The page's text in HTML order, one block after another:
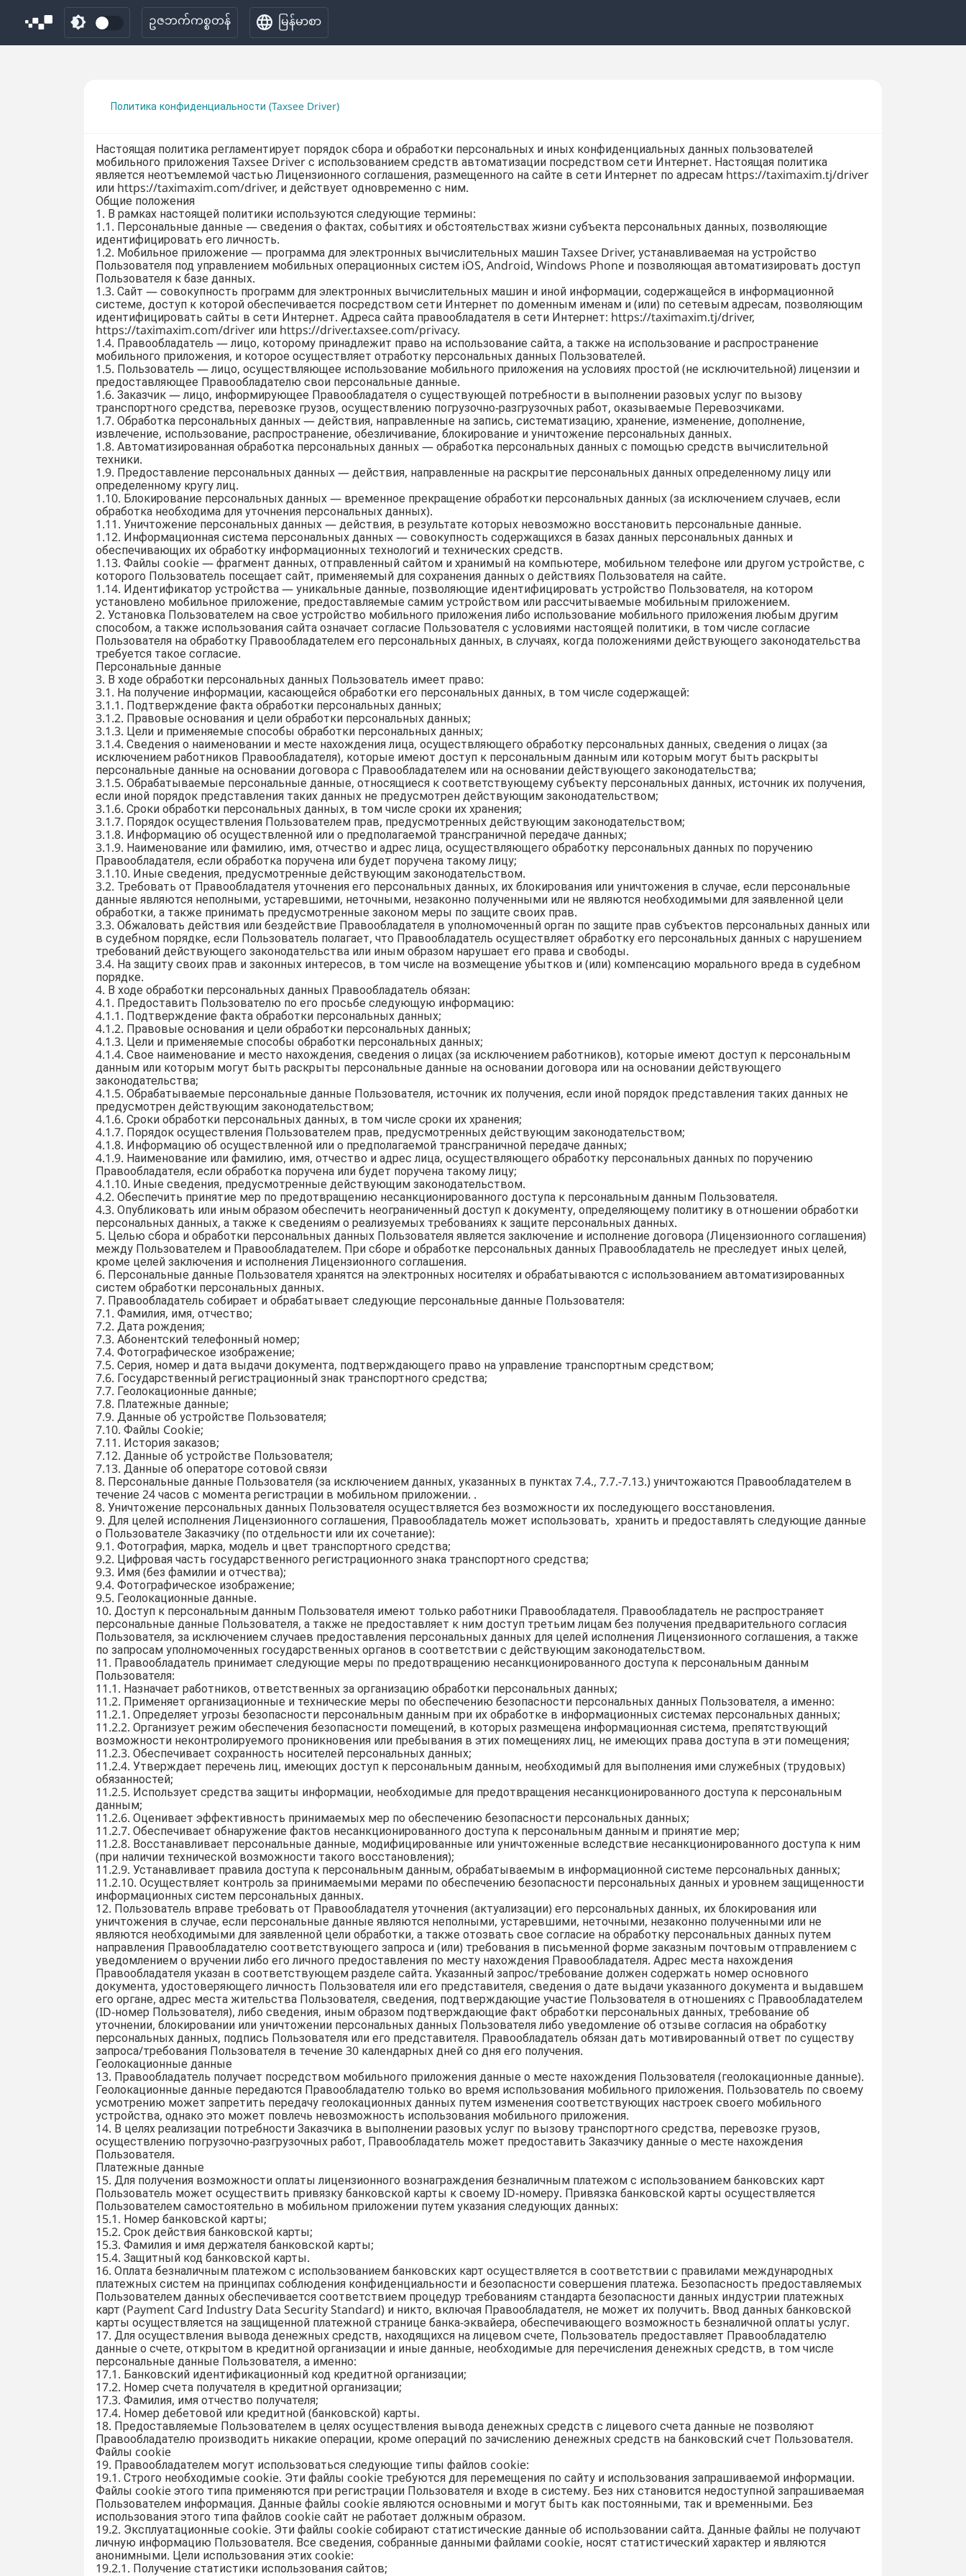
ဥဇဘက်ကစ္စတန် မြန်မာစာ
Политика конфиденциальности (Taxsee Driver)
​Настоящая политика регламентирует порядок сбора и обработки персональных и иных конфиденциальных данных пользователей
мобильного приложения Taxsee Driver с использованием средств автоматизации посредством сети Интернет. Настоящая политика
является неотъемлемой частью Лицензионного соглашения, размещенного на сайте в сети Интернет по адресам https://taximaxim.tj/driver
или https://taximaxim.com/driver, и действует одновременно с ним.
Общие положения
1. В рамках настоящей политики используются следующие термины:
1.1. Персональные данные — сведения о фактах, событиях и обстоятельствах жизни субъекта персональных данных, позволяющие
идентифицировать его личность.
1.2. Мобильное приложение — программа для электронных вычислительных машин Taxsee Driver, устанавливаемая на устройство
Пользователя под управлением мобильных операционных систем iOS, Android, Windows Phone и позволяющая автоматизировать доступ
Пользователя к базе данных.
1.3. Сайт — совокупность программ для электронных вычислительных машин и иной информации, содержащейся в информационной
системе, доступ к которой обеспечивается посредством сети Интернет по доменным именам и (или) по сетевым адресам, позволяющим
идентифицировать сайты в сети Интернет. Адреса сайта правообладателя в сети Интернет: https://taximaxim.tj/driver,
https://taximaxim.com/driver или https://driver.taxsee.com/privacy.
1.4. Правообладатель — лицо, которому принадлежит право на использование сайта, а также на использование и распространение
мобильного приложения, и которое осуществляет отработку персональных данных Пользователей.
1.5. Пользователь — лицо, осуществляющее использование мобильного приложения на условиях простой (не исключительной) лицензии и
предоставляющее Правообладателю свои персональные данные.
1.6. Заказчик — лицо, информирующее Правообладателя о существующей потребности в выполнении разовых услуг по вызову
транспортного средства, перевозке грузов, осуществлению погрузочно-разгрузочных работ, оказываемые Перевозчиками.
1.7. Обработка персональных данных — действия, направленные на запись, систематизацию, хранение, изменение, дополнение,
извлечение, использование, распространение, обезличивание, блокирование и уничтожение персональных данных.
1.8. Автоматизированная обработка персональных данных — обработка персональных данных с помощью средств вычислительной
техники.
1.9. Предоставление персональных данных — действия, направленные на раскрытие персональных данных определенному лицу или
определенному кругу лиц.
1.10. Блокирование персональных данных — временное прекращение обработки персональных данных (за исключением случаев, если
обработка необходима для уточнения персональных данных).
1.11. Уничтожение персональных данных — действия, в результате которых невозможно восстановить персональные данные.
1.12. Информационная система персональных данных — совокупность содержащихся в базах данных персональных данных и
обеспечивающих их обработку информационных технологий и технических средств.
1.13. Файлы cookie — фрагмент данных, отправленный сайтом и хранимый на компьютере, мобильном телефоне или другом устройстве, с
которого Пользователь посещает сайт, применяемый для сохранения данных о действиях Пользователя на сайте.
1.14. Идентификатор устройства — уникальные данные, позволяющие идентифицировать устройство Пользователя, на котором
установлено мобильное приложение, предоставляемые самим устройством или рассчитываемые мобильным приложением.
2. Установка Пользователем на свое устройство мобильного приложения либо использование мобильного приложения любым другим
способом, а также использования сайта означает согласие Пользователя с условиями настоящей политики, в том числе согласие
Пользователя на обработку Правообладателем его персональных данных, в случаях, когда положениями действующего законодательства
требуется такое согласие.
Персональные данные
3. В ходе обработки персональных данных Пользователь имеет право:
3.1. На получение информации, касающейся обработки его персональных данных, в том числе содержащей:
3.1.1. Подтверждение факта обработки персональных данных;
3.1.2. Правовые основания и цели обработки персональных данных;
3.1.3. Цели и применяемые способы обработки персональных данных;
3.1.4. Сведения о наименовании и месте нахождения лица, осуществляющего обработку персональных данных, сведения о лицах (за
исключением работников Правообладателя), которые имеют доступ к персональным данным или которым могут быть раскрыты
персональные данные на основании договора с Правообладателем или на основании действующего законодательства;
3.1.5. Обрабатываемые персональные данные, относящиеся к соответствующему субъекту персональных данных, источник их получения,
если иной порядок представления таких данных не предусмотрен действующим законодательством;
3.1.6. Сроки обработки персональных данных, в том числе сроки их хранения;
3.1.7. Порядок осуществления Пользователем прав, предусмотренных действующим законодательством;
3.1.8. Информацию об осуществленной или о предполагаемой трансграничной передаче данных;
3.1.9. Наименование или фамилию, имя, отчество и адрес лица, осуществляющего обработку персональных данных по поручению
Правообладателя, если обработка поручена или будет поручена такому лицу;
3.1.10. Иные сведения, предусмотренные действующим законодательством.
3.2. Требовать от Правообладателя уточнения его персональных данных, их блокирования или уничтожения в случае, если персональные
данные являются неполными, устаревшими, неточными, незаконно полученными или не являются необходимыми для заявленной цели
обработки, а также принимать предусмотренные законом меры по защите своих прав.
3.3. Обжаловать действия или бездействие Правообладателя в уполномоченный орган по защите прав субъектов персональных данных или
в судебном порядке, если Пользователь полагает, что Правообладатель осуществляет обработку его персональных данных с нарушением
требований действующего законодательства или иным образом нарушает его права и свободы.
3.4. На защиту своих прав и законных интересов, в том числе на возмещение убытков и (или) компенсацию морального вреда в судебном
порядке.
4. В ходе обработки персональных данных Правообладатель обязан:
4.1. Предоставить Пользователю по его просьбе следующую информацию:
4.1.1. Подтверждение факта обработки персональных данных;
4.1.2. Правовые основания и цели обработки персональных данных;
4.1.3. Цели и применяемые способы обработки персональных данных;
4.1.4. Свое наименование и место нахождения, сведения о лицах (за исключением работников), которые имеют доступ к персональным
данным или которым могут быть раскрыты персональные данные на основании договора или на основании действующего
законодательства;
4.1.5. Обрабатываемые персональные данные Пользователя, источник их получения, если иной порядок представления таких данных не
предусмотрен действующим законодательством;
4.1.6. Сроки обработки персональных данных, в том числе сроки их хранения;
4.1.7. Порядок осуществления Пользователем прав, предусмотренных действующим законодательством;
4.1.8. Информацию об осуществленной или о предполагаемой трансграничной передаче данных;
4.1.9. Наименование или фамилию, имя, отчество и адрес лица, осуществляющего обработку персональных данных по поручению
Правообладателя, если обработка поручена или будет поручена такому лицу;
4.1.10. Иные сведения, предусмотренные действующим законодательством.
4.2. Обеспечить принятие мер по предотвращению несанкционированного доступа к персональным данным Пользователя.
4.3. Опубликовать или иным образом обеспечить неограниченный доступ к документу, определяющему политику в отношении обработки
персональных данных, а также к сведениям о реализуемых требованиях к защите персональных данных.
5. Целью сбора и обработки персональных данных Пользователя является заключение и исполнение договора (Лицензионного соглашения)
между Пользователем и Правообладателем. При сборе и обработке персональных данных Правообладатель не преследует иных целей,
кроме целей заключения и исполнения Лицензионного соглашения.
6. Персональные данные Пользователя хранятся на электронных носителях и обрабатываются с использованием автоматизированных
систем обработки персональных данных.
7. Правообладатель собирает и обрабатывает следующие персональные данные Пользователя:
7.1. Фамилия, имя, отчество;
7.2. Дата рождения;
7.3. Абонентский телефонный номер;
7.4. Фотографическое изображение;
7.5. Серия, номер и дата выдачи документа, подтверждающего право на управление транспортным средством;
7.6. Государственный регистрационный знак транспортного средства;
7.7. Геолокационные данные;
7.8. Платежные данные;
7.9. Данные об устройстве Пользователя;
7.10. Файлы Cookie;
7.11. История заказов;
7.12. Данные об устройстве Пользователя;
7.13. Данные об операторе сотовой связи
8. Персональные данные Пользователя (за исключением данных, указанных в пунктах 7.4., 7.7.-7.13.) уничтожаются Правообладателем в
течение 24 часов с момента регистрации в мобильном приложении. .
8. Уничтожение персональных данных Пользователя осуществляется без возможности их последующего восстановления.
9. Для целей исполнения Лицензионного соглашения, Правообладатель может использовать, хранить и предоставлять следующие данные
о Пользователе Заказчику (по отдельности или их сочетание):
9.1. Фотография, марка, модель и цвет транспортного средства;
9.2. Цифровая часть государственного регистрационного знака транспортного средства;
9.3. Имя (без фамилии и отчества);
9.4. Фотографическое изображение;
9.5. Геолокационные данные.
10. Доступ к персональным данным Пользователя имеют только работники Правообладателя. Правообладатель не распространяет
персональные данные Пользователя, а также не предоставляет к ним доступ третьим лицам без получения предварительного согласия
Пользователя, за исключением случаев предоставления персональных данных для целей исполнения Лицензионного соглашения, а также
по запросам уполномоченных государственных органов в соответствии с действующим законодательством.
11. Правообладатель принимает следующие меры по предотвращению несанкционированного доступа к персональным данным
Пользователя:
11.1. Назначает работников, ответственных за организацию обработки персональных данных;
11.2. Применяет организационные и технические меры по обеспечению безопасности персональных данных Пользователя, а именно:
11.2.1. Определяет угрозы безопасности персональным данным при их обработке в информационных системах персональных данных;
11.2.2. Организует режим обеспечения безопасности помещений, в которых размещена информационная система, препятствующий
возможности неконтролируемого проникновения или пребывания в этих помещениях лиц, не имеющих права доступа в эти помещения;
11.2.3. Обеспечивает сохранность носителей персональных данных;
11.2.4. Утверждает перечень лиц, имеющих доступ к персональным данным, необходимый для выполнения ими служебных (трудовых)
обязанностей;
11.2.5. Использует средства защиты информации, необходимые для предотвращения несанкционированного доступа к персональным
данным;
11.2.6. Оценивает эффективность принимаемых мер по обеспечению безопасности персональных данных;
11.2.7. Обеспечивает обнаружение фактов несанкционированного доступа к персональным данным и принятие мер;
11.2.8. Восстанавливает персональные данные, модифицированные или уничтоженные вследствие несанкционированного доступа к ним
(при наличии технической возможности такого восстановления);
11.2.9. Устанавливает правила доступа к персональным данным, обрабатываемым в информационной системе персональных данных;
11.2.10. Осуществляет контроль за принимаемыми мерами по обеспечению безопасности персональных данных и уровнем защищенности
информационных систем персональных данных.
12. Пользователь вправе требовать от Правообладателя уточнения (актуализации) его персональных данных, их блокирования или
уничтожения в случае, если персональные данные являются неполными, устаревшими, неточными, незаконно полученными или не
являются необходимыми для заявленной цели обработки, а также отозвать свое согласие на обработку персональных данных путем
направления Правообладателю соответствующего запроса и (или) требования в письменной форме заказным почтовым отправлением с
уведомлением о вручении либо его личного предоставления по месту нахождения Правообладателя. Адрес места нахождения
Правообладателя указан в соответствующем разделе сайта. Указанный запрос/требование должен содержать номер основного
документа, удостоверяющего личность Пользователя или его представителя, сведения о дате выдачи указанного документа и выдавшем
его органе, адрес места жительства Пользователя, сведения, подтверждающие участие Пользователя в отношениях с Правообладателем
(ID-номер Пользователя), либо сведения, иным образом подтверждающие факт обработки персональных данных, требование об
уточнении, блокировании или уничтожении персональных данных Пользователя либо уведомление об отзыве согласия на обработку
персональных данных, подпись Пользователя или его представителя. Правообладатель обязан дать мотивированный ответ по существу
запроса/требования Пользователя в течение 30 календарных дней со дня его получения.
Геолокационные данные
13. Правообладатель получает посредством мобильного приложения данные о месте нахождения Пользователя (геолокационные данные).
Геолокационные данные передаются Правообладателю только во время использования мобильного приложения. Пользователь по своему
усмотрению может запретить передачу геолокационных данных путем изменения соответствующих настроек своего мобильного
устройства, однако это может повлечь невозможность использования мобильного приложения.
14. В целях реализации потребности Заказчика в выполнении разовых услуг по вызову транспортного средства, перевозке грузов,
осуществлению погрузочно-разгрузочных работ, Правообладатель может предоставить Заказчику данные о месте нахождения
Пользователя.
Платежные данные
15. Для получения возможности оплаты лицензионного вознаграждения безналичным платежом с использованием банковских карт
Пользователь может осуществить привязку банковской карты к своему ID-номеру. Привязка банковской карты осуществляется
Пользователем самостоятельно в мобильном приложении путем указания следующих данных:
15.1. Номер банковской карты;
15.2. Срок действия банковской карты;
15.3. Фамилия и имя держателя банковской карты;
15.4. Защитный код банковской карты.
16. Оплата безналичным платежом с использованием банковских карт осуществляется в соответствии с правилами международных
платежных систем на принципах соблюдения конфиденциальности и безопасности совершения платежа. Безопасность предоставляемых
Пользователем данных обеспечивается соответствием процедур требованиям стандарта безопасности данных индустрии платежных
карт (Payment Card Industry Data Security Standard) и никто, включая Правообладателя, не может их получить. Ввод данных банковской
карты осуществляется на защищенной платежной странице банка-эквайера, обеспечивающего возможность безналичной оплаты услуг.
17. Для осуществления вывода денежных средств, находящихся на лицевом счете, Пользователь предоставляет Правообладателю
данные о счете, открытом в кредитной организации и иные данные, необходимые для перечисления денежных средств, в том числе
персональные данные Пользователя, а именно:
17.1. Банковский идентификационный код кредитной организации;
17.2. Номер счета получателя в кредитной организации;
17.3. Фамилия, имя отчество получателя;
17.4. Номер дебетовой или кредитной (банковской) карты.
18. Предоставляемые Пользователем в целях осуществления вывода денежных средств с лицевого счета данные не позволяют
Правообладателю производить никакие операции, кроме операций по зачислению денежных средств на банковский счет Пользователя.
Файлы cookie
19. Правообладателем могут использоваться следующие типы файлов cookie:
19.1. Строго необходимые cookie. Эти файлы cookie требуются для перемещения по сайту и использования запрашиваемой информации.
Файлы cookie этого типа применяются при регистрации Пользователя и входе в систему. Без них становится недоступной запрашиваемая
Пользователем информация. Данные файлы cookie являются основными и могут быть как постоянными, так и временными. Без
использования этого типа файлов cookie сайт не работает должным образом.
19.2. Эксплуатационные cookie. Эти файлы cookie собирают статистические данные об использовании сайта. Данные файлы не получают
личную информацию Пользователя. Все сведения, собранные данными файлами cookie, носят статистический характер и являются
анонимными. Цели использования этих cookie:
19.2.1. Получение статистики использования сайтов;